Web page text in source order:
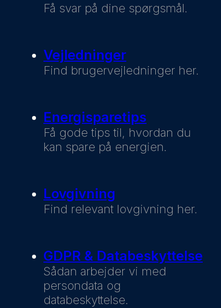
Få svar på dine spørgsmål.
Vejledninger
Find brugervejledninger her.
Energisparetips
Få gode tips til, hvordan du
kan spare på energien.
Lovgivning
Find relevant lovgivning her.
GDPR & Databeskyttelse
Sådan arbejder vi med
persondata og
databeskyttelse.